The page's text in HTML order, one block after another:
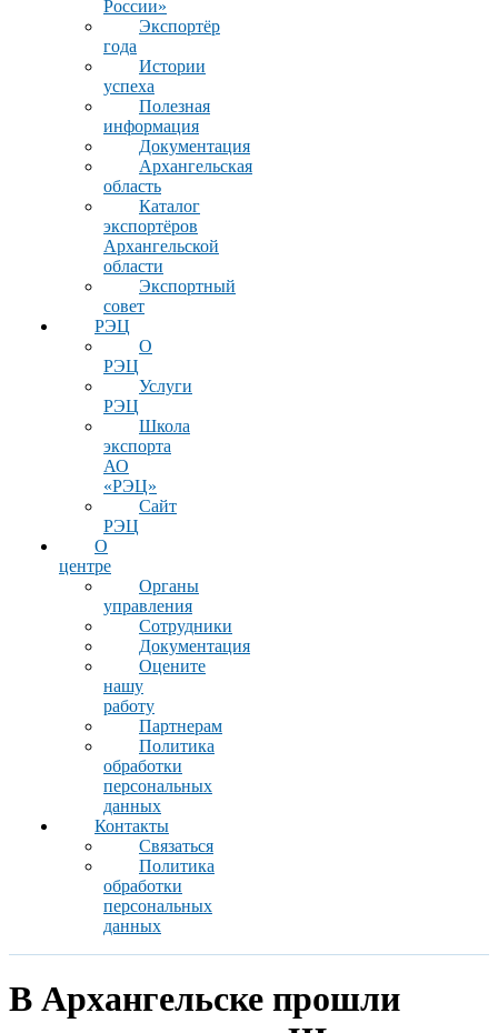
России»
Экспортёр
года
Истории
успеха
Полезная
информация
Документация
Архангельская
область
Каталог
экспортёров
Архангельской
области
Экспортный
совет
РЭЦ
О
РЭЦ
Услуги
РЭЦ
Школа
экспорта
АО
«РЭЦ»
Сайт
РЭЦ
О
центре
Органы
управления
Сотрудники
Документация
Оцените
нашу
работу
Партнерам
Политика
обработки
персональных
данных
Контакты
Связаться
Политика
обработки
персональных
данных
В Архангельске прошли